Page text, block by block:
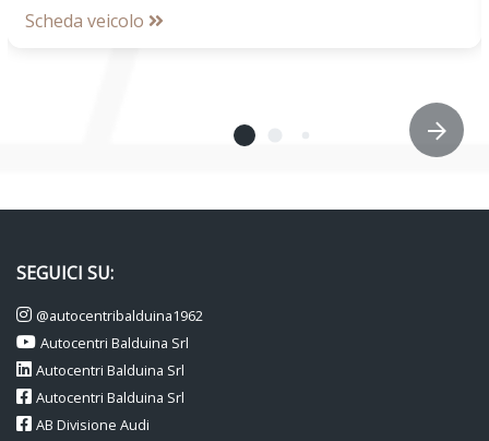
Scheda veicolo
SEGUICI SU:
@autocentribalduina1962
Autocentri Balduina Srl
Autocentri Balduina Srl
Autocentri Balduina Srl
AB Divisione Audi